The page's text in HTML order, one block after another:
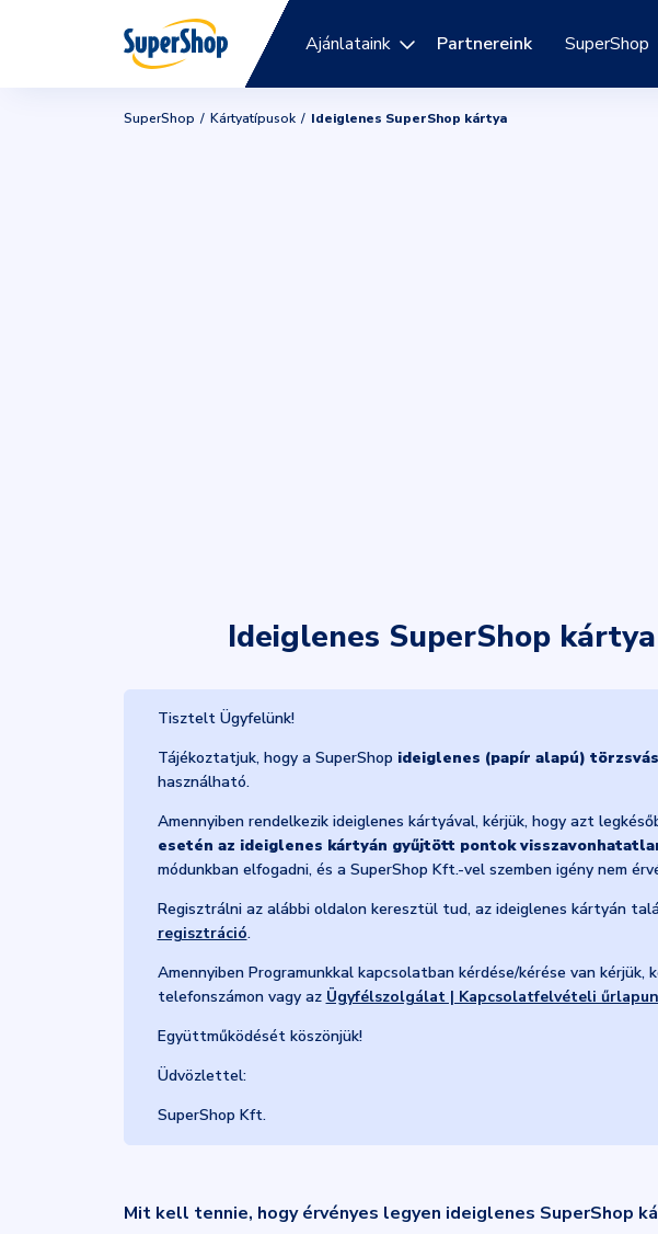
Ajánlataink Partnereink SuperShop
SuperShop Kártyatípusok Ideiglenes SuperShop kártya
Ideiglenes SuperShop kártya
Tisztelt Ügyfelünk!
Tájékoztatjuk, hogy a SuperShop ideiglenes (papír alapú)
használható.
Amennyiben rendelkezik ideiglenes kártyával, kérjük, hogy azt
esetén az ideiglenes kártyán gyűjtött pontok
módunkban elfogadni, és a SuperShop Kft.-vel szemben igény nem
Regisztrálni az alábbi oldalon keresztül tud, az ideiglenes kártyán
regisztráció.
Amennyiben Programunkkal kapcsolatban kérdése/kérése van
telefonszámon vagy az Ügyfélszolgálat | Kapcsolatfelvételi
Együttműködését köszönjük!
Üdvözlettel:
SuperShop Kft.
Mit kell tennie, hogy érvényes legyen ideiglenes SuperShop